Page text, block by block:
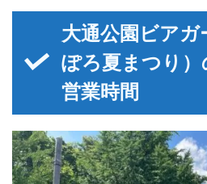
大通公園ビアガ
ぽろ夏まつり）
営業時間